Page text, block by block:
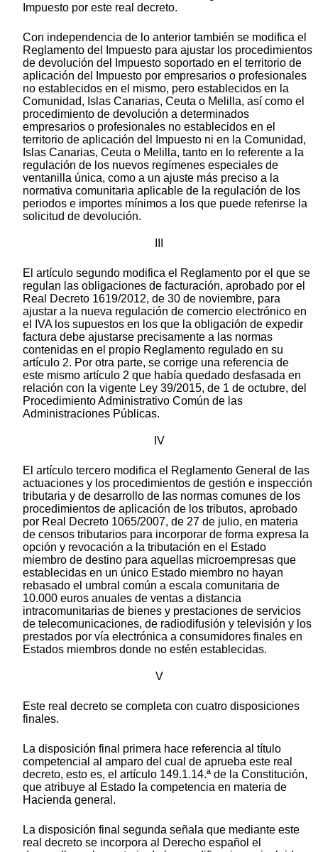
Impuesto por este real decreto.
Con independencia de lo anterior también se modifica el
Reglamento del Impuesto para ajustar los procedimientos
de devolución del Impuesto soportado en el territorio de
aplicación del Impuesto por empresarios o profesionales
no establecidos en el mismo, pero establecidos en la
Comunidad, Islas Canarias, Ceuta o Melilla, así como el
procedimiento de devolución a determinados
empresarios o profesionales no establecidos en el
territorio de aplicación del Impuesto ni en la Comunidad,
Islas Canarias, Ceuta o Melilla, tanto en lo referente a la
regulación de los nuevos regímenes especiales de
ventanilla única, como a un ajuste más preciso a la
normativa comunitaria aplicable de la regulación de los
periodos e importes mínimos a los que puede referirse la
solicitud de devolución.
El artículo segundo modifica el Reglamento por el que se
regulan las obligaciones de facturación, aprobado por el
Real Decreto 1619/2012, de 30 de noviembre, para
ajustar a la nueva regulación de comercio electrónico en
el IVA los supuestos en los que la obligación de expedir
factura debe ajustarse precisamente a las normas
contenidas en el propio Reglamento regulado en su
artículo 2. Por otra parte, se corrige una referencia de
este mismo artículo 2 que había quedado desfasada en
relación con la vigente Ley 39/2015, de 1 de octubre, del
Procedimiento Administrativo Común de las
Administraciones Públicas.
IV
El artículo tercero modifica el Reglamento General de las
actuaciones y los procedimientos de gestión e inspección
tributaria y de desarrollo de las normas comunes de los
procedimientos de aplicación de los tributos, aprobado
por Real Decreto 1065/2007, de 27 de julio, en materia
de censos tributarios para incorporar de forma expresa la
opción y revocación a la tributación en el Estado
miembro de destino para aquellas microempresas que
establecidas en un único Estado miembro no hayan
rebasado el umbral común a escala comunitaria de
10.000 euros anuales de ventas a distancia
intracomunitarias de bienes y prestaciones de servicios
de telecomunicaciones, de radiodifusión y televisión y los
prestados por vía electrónica a consumidores finales en
Estados miembros donde no estén establecidas.
V
Este real decreto se completa con cuatro disposiciones
finales.
La disposición final primera hace referencia al título
competencial al amparo del cual de aprueba este real
decreto, esto es, el artículo 149.1.14.ª de la Constitución,
que atribuye al Estado la competencia en materia de
Hacienda general.
La disposición final segunda señala que mediante este
real decreto se incorpora al Derecho español el